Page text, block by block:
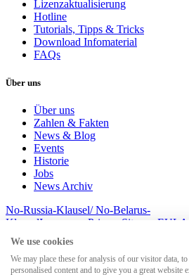
Lizenzaktualisierung
Hotline
Tutorials, Tipps & Tricks
Download Infomaterial
FAQs
Über uns
Über uns
Zahlen & Fakten
News & Blog
Events
Historie
Jobs
News Archiv
No-Russia-Klausel/ No-Belarus-
KlauselImpressum Privacy Sitemap EULA
© 2026 MesserSoft GmbH
We use cookies
We may place these for analysis of our visitor data,
personalised content and to give you a great website